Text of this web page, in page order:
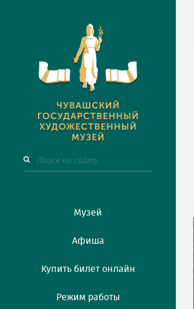
Музей
Афиша
Купить билет онлайн
Режим работы